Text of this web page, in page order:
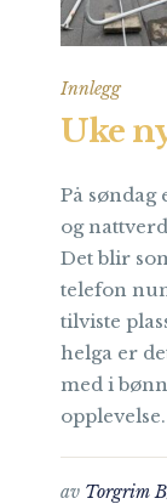
Innlegg
Uke
På søndag
og
Det blir
telefon
tilviste
helga er
med i
av Torgrim